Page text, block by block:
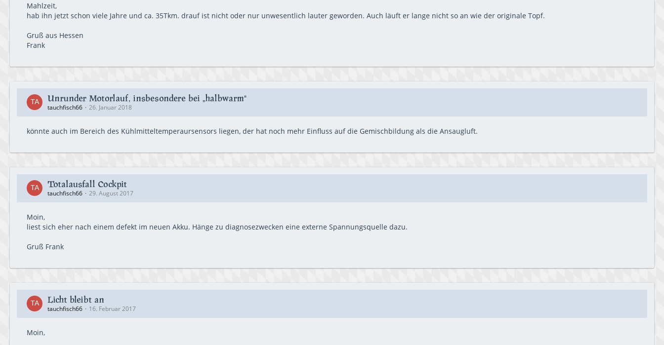
Mahlzeit,
hab ihn jetzt schon viele Jahre und ca. 35Tkm. drauf ist nicht oder nur unwesentlich lauter geworden. Auch läuft er lange nicht so an wie der originale Topf.
Gruß aus Hessen
Frank
Unrunder Motorlauf, insbesondere bei „halbwarm“
tauchfisch66 26. Januar 2018
könnte auch im Bereich des Kühlmitteltemperaursensors liegen, der hat noch mehr Einfluss auf die Gemischbildung als die Ansaugluft.
Totalausfall Cockpit
tauchfisch66 29. August 2017
Moin,
liest sich eher nach einem defekt im neuen Akku. Hänge zu diagnosezwecken eine externe Spannungsquelle dazu.
Gruß Frank
Licht bleibt an
tauchfisch66 16. Februar 2017
Moin,